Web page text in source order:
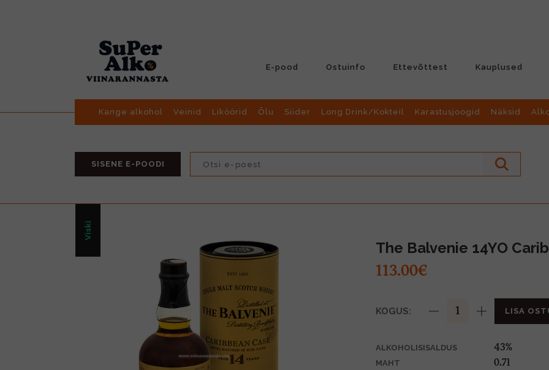
E-pood Ostuinfo Ettevõttest Kauplused
Kange alkohol Veinid Liköörid Õlu Siider Long Drink/Kokteil Karastusjoogid Näksid
SISENE E-POODI
Viski
The Balvenie 14YO
113.00€
KOGUS: LISA
ALKOHOLISISALDUS 43%
MAHT 0.7l